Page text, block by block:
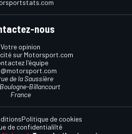
nous
Votre opinion
sur Motorsport.com
l'équipe
de la Saussière
Billancourt
France
Politique de cookies
de confidentialilté